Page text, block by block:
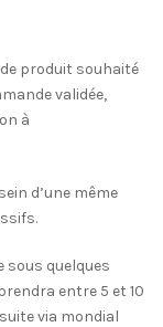
produit souhaité
validée,
à
d’une même
sous quelques
entre 5 et 10
via mondial